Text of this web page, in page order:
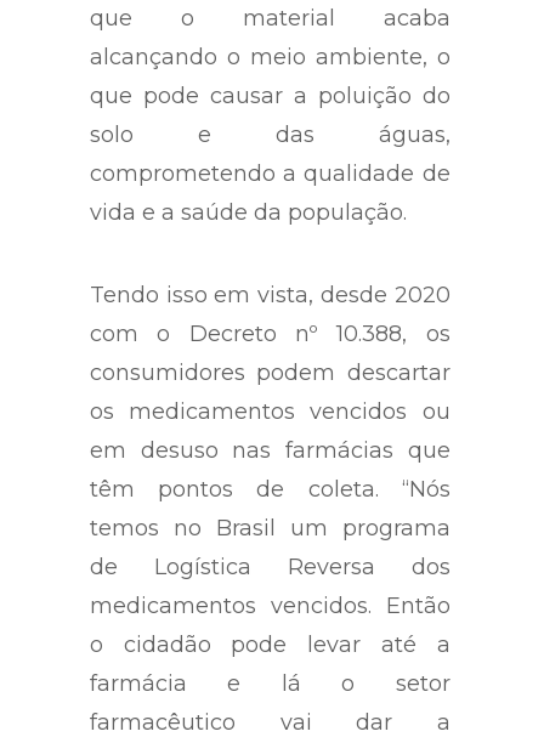
que o material acaba
alcançando o meio ambiente, o
que pode causar a poluição do
solo e das águas,
comprometendo a qualidade de
vida e a saúde da população.
Tendo isso em vista, desde 2020
com o Decreto nº 10.388, os
consumidores podem descartar
os medicamentos vencidos ou
em desuso nas farmácias que
têm pontos de coleta. “Nós
temos no Brasil um programa
de Logística Reversa dos
medicamentos vencidos. Então
o cidadão pode levar até a
farmácia e lá o setor
farmacêutico vai dar a